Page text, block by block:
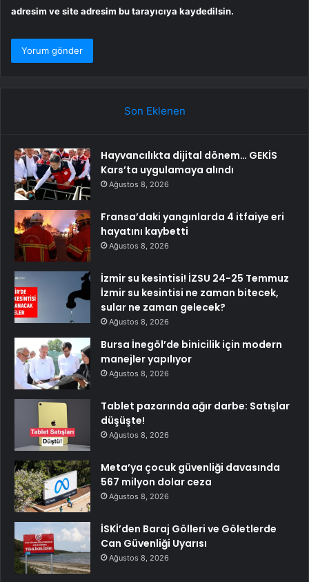
adresim ve site adresim bu tarayıcıya kaydedilsin.
Son Eklenen
Hayvancılıkta dijital dönem… GEKİS
Kars’ta uygulamaya alındı
Ağustos 8, 2026
Fransa’daki yangınlarda 4 itfaiye eri
hayatını kaybetti
Ağustos 8, 2026
İzmir su kesintisi! İZSU 24-25 Temmuz
İzmir su kesintisi ne zaman bitecek,
sular ne zaman gelecek?
Ağustos 8, 2026
Bursa İnegöl’de binicilik için modern
manejler yapılıyor
Ağustos 8, 2026
Tablet pazarında ağır darbe: Satışlar
düşüşte!
Ağustos 8, 2026
Meta’ya çocuk güvenliği davasında
567 milyon dolar ceza
Ağustos 8, 2026
İSKİ’den Baraj Gölleri ve Göletlerde
Can Güvenliği Uyarısı
Ağustos 8, 2026